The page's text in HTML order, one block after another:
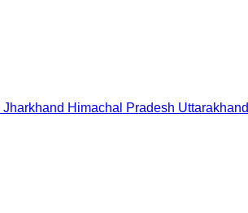
Jharkhand Himachal Pradesh Uttarakhand